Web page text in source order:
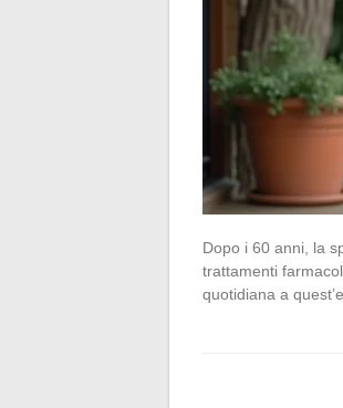
Dopo i 60 anni, la
trattamenti
quotidiana a